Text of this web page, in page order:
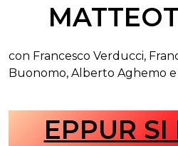
con Francesco Verducci,
Buonomo, Alberto Aghemo e
EPPUR SI